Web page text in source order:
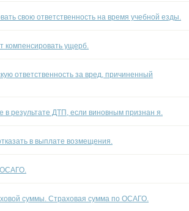
свою ответственность на время учебной езды.
компенсировать ущерб.
ответственность за вред, причиненный
результате ДТП, если виновным признан я.
в выплате возмещения.
ОСАГО.
суммы. Страховая сумма по ОСАГО.